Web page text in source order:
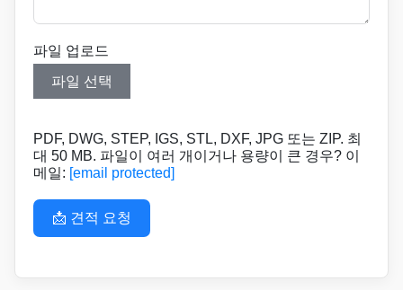
파일 업로드
파일 선택
PDF, DWG, STEP, IGS, STL, DXF, JPG 또는 ZIP. 최
대 50 MB. 파일이 여러 개이거나 용량이 큰 경우? 이
메일: [email protected]
📩 견적 요청